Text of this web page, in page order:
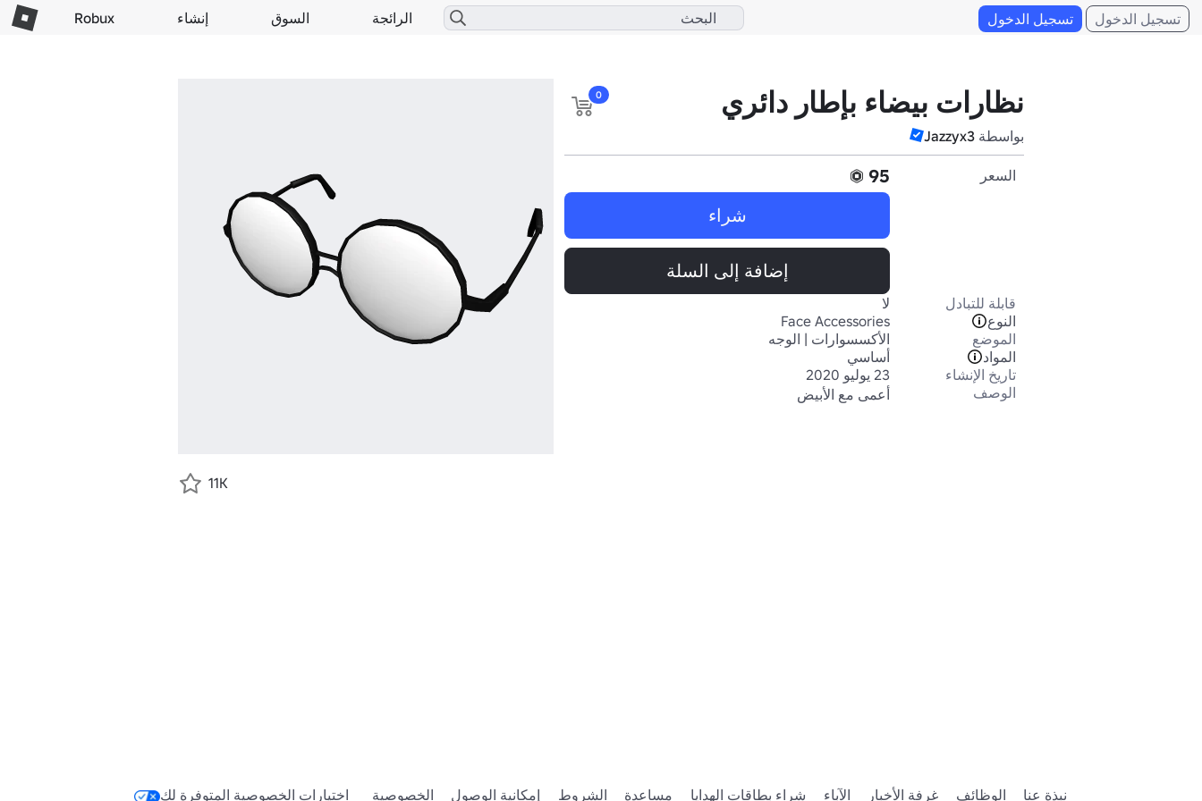
الرائجة السوق إنشاء Robux تسجيل الدخول تسجيل الدخول
نظارات بيضاء بإطار دائري
بواسطة Jazzyx3
0
السعر
95
شراء
إضافة إلى السلة
قابلة للتبادل
لا
النوع
Face Accessories
الموضع
الأكسسوارات | الوجه
المواد
أساسي
تاريخ الإنشاء
23 يوليو 2020
الوصف
أعمى مع الأبيض
11K
نبذة عنا الوظائف غرفة الأخبار الآباء شراء بطاقات الهدايا مساعدة الشروط إمكانية الوصول الخصوصية اختيارات الخصوصية المتوفرة لك